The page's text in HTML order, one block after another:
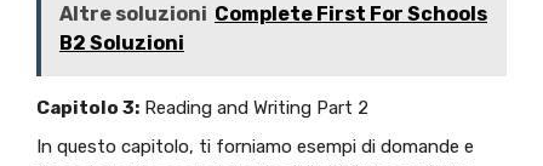
Altre soluzioni Complete First For Schools
B2 Soluzioni
Capitolo 3: Reading and Writing Part 2
In questo capitolo, ti forniamo esempi di domande e